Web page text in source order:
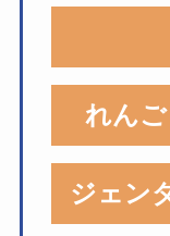
れんご
ジェン